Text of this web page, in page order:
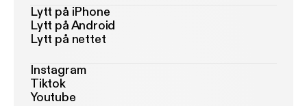
Lytt på iPhone
Lytt på Android
Lytt på nettet
Instagram
Tiktok
Youtube